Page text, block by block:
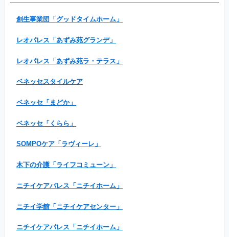
創生事業団「グッドタイムホーム」
レオパレス「あずみ苑グランデ」
レオパレス「あずみ苑ラ・テラス」
ベネッセスタイルケア
ベネッセ「まどか」
ベネッセ「くらら」
SOMPOケア「ラヴィーレ」
木下の介護「ライフコミューン」
ニチイケアパレス「ニチイホーム」
ニチイ学館「ニチイケアセンター」
ニチイケアパレス「ニチイホーム」